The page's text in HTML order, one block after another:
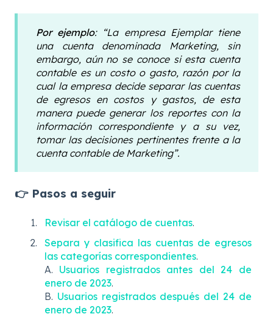
Por ejemplo: “La empresa Ejemplar tiene
una cuenta denominada Marketing, sin
embargo, aún no se conoce si esta cuenta
contable es un costo o gasto, razón por la
cual la empresa decide separar las cuentas
de egresos en costos y gastos, de esta
manera puede generar los reportes con la
información correspondiente y a su vez,
tomar las decisiones pertinentes frente a la
cuenta contable de Marketing”.
👉 Pasos a seguir
Revisar el catálogo de cuentas.
Separa y clasifica las cuentas de egresos
las categorías correspondientes.
A. Usuarios registrados antes del 24 de
enero de 2023.
B. Usuarios registrados después del 24 de
enero de 2023.